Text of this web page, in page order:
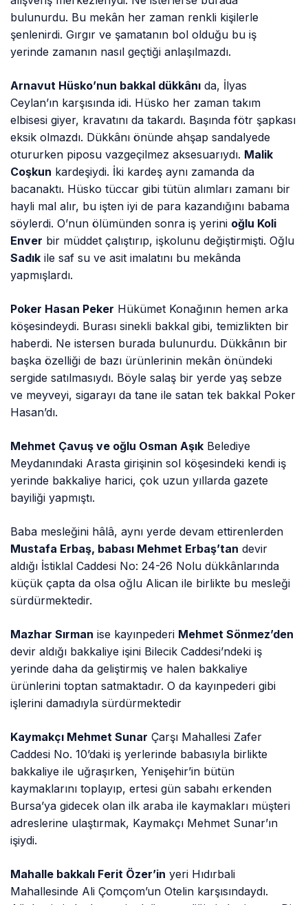
bulunurdu. Bu mekân her zaman renkli kişilerle
şenlenirdi. Gırgır ve şamatanın bol olduğu bu iş
yerinde zamanın nasıl geçtiği anlaşılmazdı.
Arnavut Hüsko’nun bakkal dükkânı da, İlyas
Ceylan’ın karşısında idi. Hüsko her zaman takım
elbisesi giyer, kravatını da takardı. Başında fötr şapkası
eksik olmazdı. Dükkânı önünde ahşap sandalyede
otururken piposu vazgeçilmez aksesuarıydı. Malik
Coşkun kardeşiydi. İki kardeş aynı zamanda da
bacanaktı. Hüsko tüccar gibi tütün alımları zamanı bir
hayli mal alır, bu işten iyi de para kazandığını babama
söylerdi. O’nun ölümünden sonra iş yerini oğlu Koli
Enver bir müddet çalıştırıp, işkolunu değiştirmişti. Oğlu
Sadık ile saf su ve asit imalatını bu mekânda
yapmışlardı.
Poker Hasan Peker Hükümet Konağının hemen arka
köşesindeydi. Burası sinekli bakkal gibi, temizlikten bir
haberdi. Ne istersen burada bulunurdu. Dükkânın bir
başka özelliği de bazı ürünlerinin mekân önündeki
sergide satılmasıydı. Böyle salaş bir yerde yaş sebze
ve meyveyi, sigarayı da tane ile satan tek bakkal Poker
Hasan’dı.
Mehmet Çavuş ve oğlu Osman Aşık Belediye
Meydanındaki Arasta girişinin sol köşesindeki kendi iş
yerinde bakkaliye harici, çok uzun yıllarda gazete
bayiliği yapmıştı.
Baba mesleğini hâlâ, aynı yerde devam ettirenlerden
Mustafa Erbaş, babası Mehmet Erbaş’tan devir
aldığı İstiklal Caddesi No: 24-26 Nolu dükkânlarında
küçük çapta da olsa oğlu Alican ile birlikte bu mesleği
sürdürmektedir.
Mazhar Sırman ise kayınpederi Mehmet Sönmez’den
devir aldığı bakkaliye işini Bilecik Caddesi’ndeki iş
yerinde daha da geliştirmiş ve halen bakkaliye
ürünlerini toptan satmaktadır. O da kayınpederi gibi
işlerini damadıyla sürdürmektedir
Kaymakçı Mehmet Sunar Çarşı Mahallesi Zafer
Caddesi No. 10’daki iş yerlerinde babasıyla birlikte
bakkaliye ile uğraşırken, Yenişehir’in bütün
kaymaklarını toplayıp, ertesi gün sabahı erkenden
Bursa’ya gidecek olan ilk araba ile kaymakları müşteri
adreslerine ulaştırmak, Kaymakçı Mehmet Sunar’ın
işiydi.
Mahalle bakkalı Ferit Özer’in yeri Hıdırbali
Mahallesinde Ali Çomçom’un Otelin karşısındaydı.